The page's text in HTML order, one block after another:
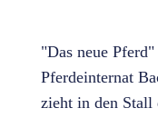
"Das neue
Pferdeinternat
zieht in den Stall